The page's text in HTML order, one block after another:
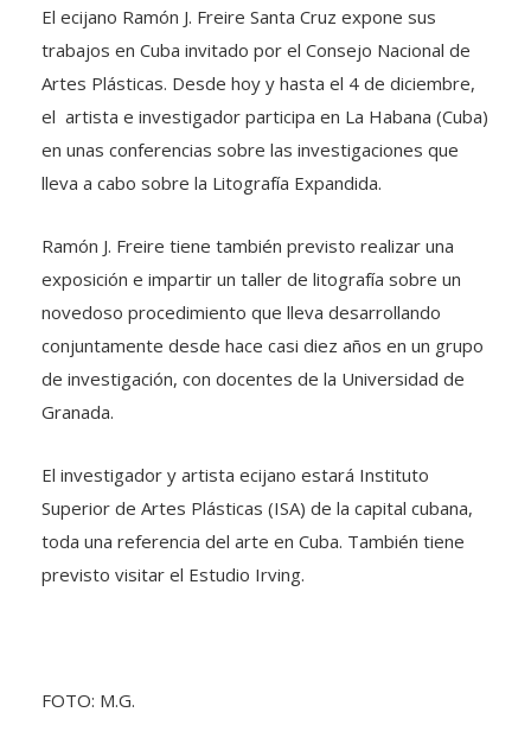
El ecijano Ramón J. Freire Santa Cruz expone sus
trabajos en Cuba invitado por el Consejo Nacional de
Artes Plásticas. Desde hoy y hasta el 4 de diciembre,
el artista e investigador participa en La Habana (Cuba)
en unas conferencias sobre las investigaciones que
lleva a cabo sobre la Litografía Expandida.
Ramón J. Freire tiene también previsto realizar una
exposición e impartir un taller de litografía sobre un
novedoso procedimiento que lleva desarrollando
conjuntamente desde hace casi diez años en un grupo
de investigación, con docentes de la Universidad de
Granada.
El investigador y artista ecijano estará Instituto
Superior de Artes Plásticas (ISA) de la capital cubana,
toda una referencia del arte en Cuba. También tiene
previsto visitar el Estudio Irving.
FOTO: M.G.